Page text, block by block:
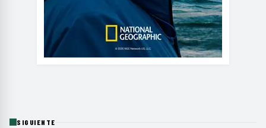
SIGUIENTE